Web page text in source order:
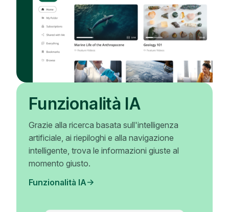
Funzionalità IA
Grazie alla ricerca basata sull'intelligenza
artificiale, ai riepiloghi e alla navigazione
intelligente, trova le informazioni giuste al
momento giusto.
Funzionalità IA